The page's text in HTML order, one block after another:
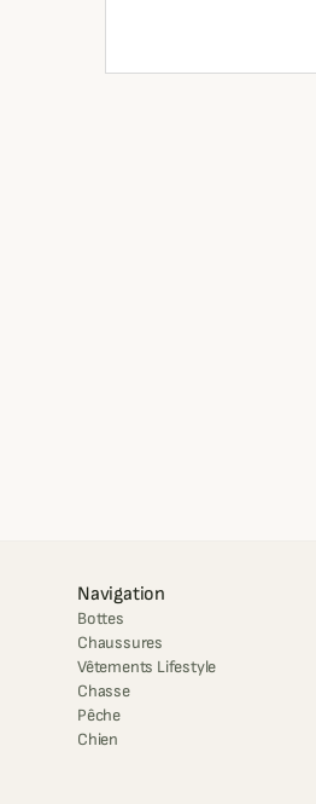
Navigation
Bottes
Chaussures
Vêtements Lifestyle
Chasse
Pêche
Chien